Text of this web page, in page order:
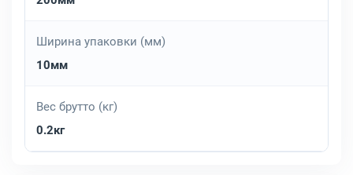
Ширина упаковки (мм)
10мм
Вес брутто (кг)
0.2кг